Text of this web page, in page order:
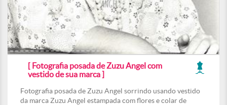
[ Fotografia posada de Zuzu Angel com
vestido de sua marca ]
Fotografia posada de Zuzu Angel sorrindo usando vestido
da marca Zuzu Angel estampada com flores e colar de